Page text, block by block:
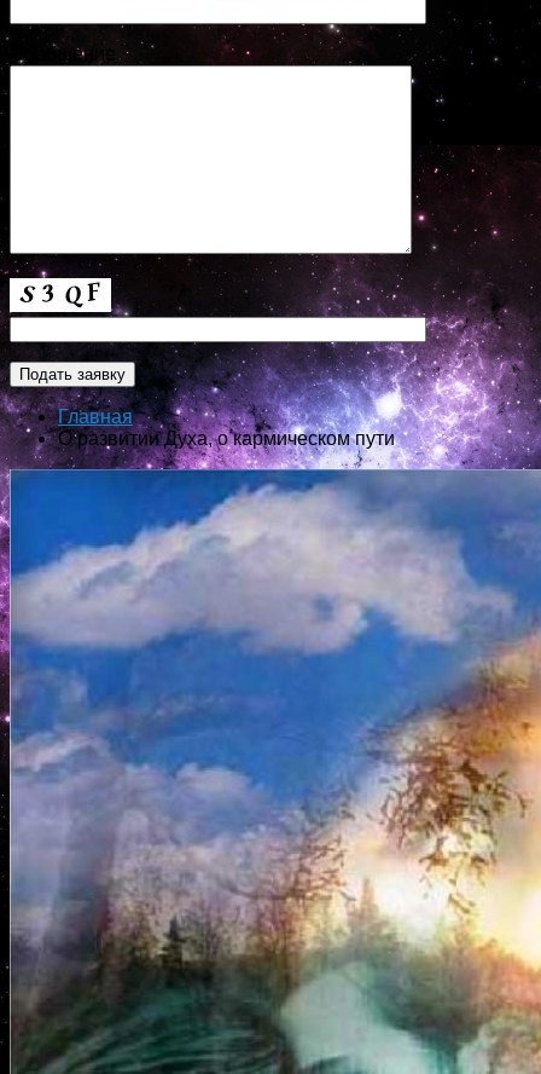
Сообщение
Главная
О развитии Духа, о кармическом пути